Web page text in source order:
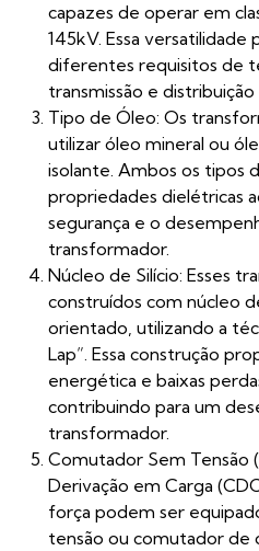
capazes de operar em
145kV. Essa
diferentes requisitos de
transmissão e
Tipo de Óleo: Os
utilizar óleo mineral ou
isolante. Ambos os tipos
propriedades dielétricas
segurança e o
transformador.
Núcleo de Silício: Esses
construídos com núcleo
orientado, utilizando a
Lap”. Essa construção
energética e baixas
contribuindo para um
transformador.
Comutador Sem Tensão
Derivação em Carga
força podem ser
tensão ou comutador de